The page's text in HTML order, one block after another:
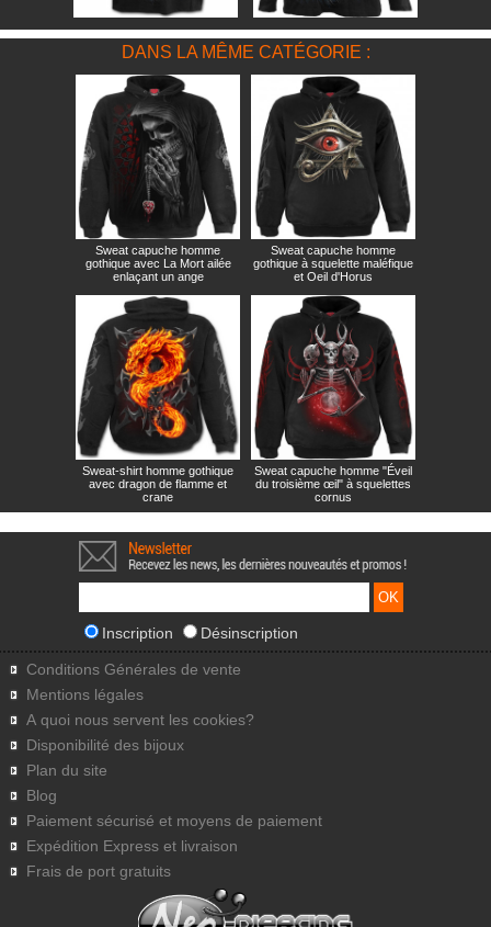
DANS LA MÊME CATÉGORIE :
Sweat capuche homme
gothique avec La Mort ailée
enlaçant un ange
Sweat capuche homme
gothique à squelette maléfique
et Oeil d'Horus
Sweat-shirt homme gothique
avec dragon de flamme et
crane
Sweat capuche homme "Éveil
du troisième œil" à squelettes
cornus
Inscription Désinscription
Conditions Générales de vente
Mentions légales
A quoi nous servent les cookies?
Disponibilité des bijoux
Plan du site
Blog
Paiement sécurisé et moyens de paiement
Expédition Express et livraison
Frais de port gratuits